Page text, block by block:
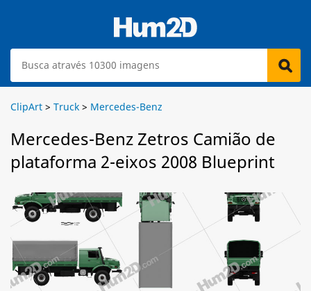
ClipArt > Truck > Mercedes-Benz
Mercedes-Benz Zetros Camião de
plataforma 2-eixos 2008 Blueprint